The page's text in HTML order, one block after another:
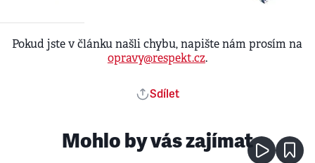
Pokud jste v článku našli chybu, napište nám prosím na
opravy@respekt.cz.
Sdílet
Mohlo by vás zajímat